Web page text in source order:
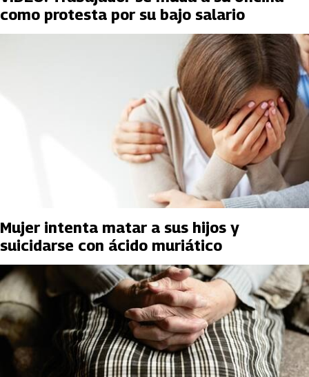
como protesta por su bajo salario
Mujer intenta matar a sus hijos y
suicidarse con ácido muriático